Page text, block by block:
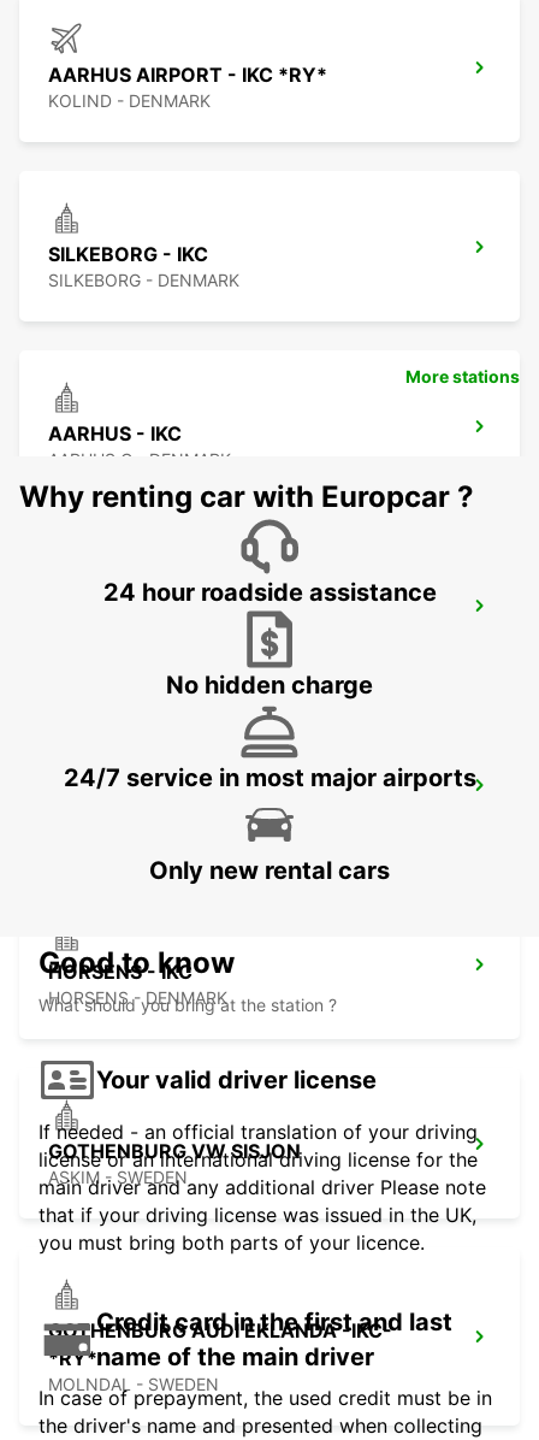
AARHUS AIRPORT - IKC *RY*
KOLIND - DENMARK
SILKEBORG - IKC
SILKEBORG - DENMARK
AARHUS - IKC
AARHUS C - DENMARK
HERNING - IKC
HORSENS - IKC
HORSENS - DENMARK
GOTHENBURG VW SISJON
ASKIM - SWEDEN
GOTHENBURG AUDI EKLANDA -IKC-
*RY*
MOLNDAL - SWEDEN
More stations
Why renting car with Europcar ?
24 hour roadside assistance
No hidden charge
24/7 service in most major airports
Only new rental cars
Good to know
What should you bring at the station ?
Your valid driver license
If needed - an official translation of your driving
license or an international driving license for the
main driver and any additional driver Please note
that if your driving license was issued in the UK,
you must bring both parts of your licence.
Credit card in the first and last
name of the main driver
In case of prepayment, the used credit must be in
the driver's name and presented when collecting